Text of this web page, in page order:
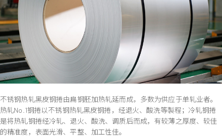
不锈钢热轧黑皮钢捲由扁钢胚加热轧延而成，多数为供应于单轧业者。
热轧No.1钢捲以不锈钢热轧黑皮钢捲，经退火、酸洗等製程；冷轧钢捲
是将热轧钢捲经冷轧、退火、酸洗、调质后而成，有较薄之厚度、较佳
的精准度，表面光滑、平整、加工性佳。